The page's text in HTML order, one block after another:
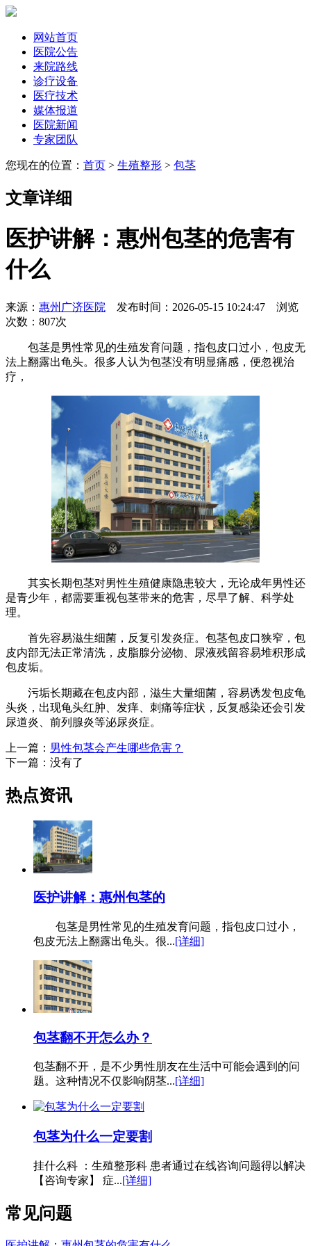
网站首页
医院公告
来院路线
诊疗设备
医疗技术
媒体报道
医院新闻
专家团队
您现在的位置： 首页 > 生殖整形 > 包茎
文章详细
医护讲解：惠州包茎的危害有
什么
来源： 惠州广济医院 发布时间：2026-05-15 10:24:47 浏览
次数： 807次
包茎是男性常见的生殖发育问题，指包皮口过小，包皮无
法上翻露出龟头。很多人认为包茎没有明显痛感，便忽视治
疗，
其实长期包茎对男性生殖健康隐患较大，无论成年男性还
是青少年，都需要重视包茎带来的危害，尽早了解、科学处
理。
首先容易滋生细菌，反复引发炎症。包茎包皮口狭窄，包
皮内部无法正常清洗，皮脂腺分泌物、尿液残留容易堆积形成
包皮垢。
污垢长期藏在包皮内部，滋生大量细菌，容易诱发包皮龟
头炎，出现龟头红肿、发痒、刺痛等症状，反复感染还会引发
尿道炎、前列腺炎等泌尿炎症。
上一篇： 男性包茎会产生哪些危害？
下一篇：没有了
热点资讯
医护讲解：惠州包茎的
包茎是男性常见的生殖发育问题，指包皮口过小，
包皮无法上翻露出龟头。很...[详细]
包茎翻不开怎么办？
包茎翻不开，是不少男性朋友在生活中可能会遇到的问
题。这种情况不仅影响阴茎...[详细]
包茎为什么一定要割
挂什么科 ：生殖整形科 患者通过在线咨询问题得以解决
【咨询专家】 症...[详细]
常见问题